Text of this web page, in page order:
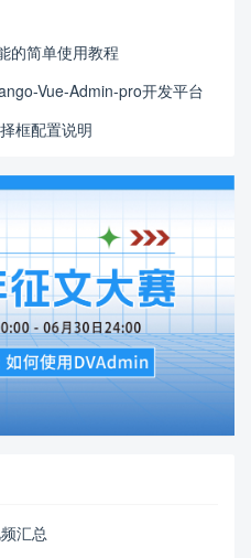
的简单使用教程
Vue-Admin-pro开发平台
框配置说明
汇总